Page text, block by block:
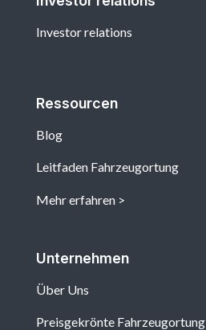
Investor relations
Ressourcen
Blog
Leitfaden Fahrzeugortung
Mehr erfahren
Unternehmen
Über Uns
Preisgekrönte Fahrzeugortung